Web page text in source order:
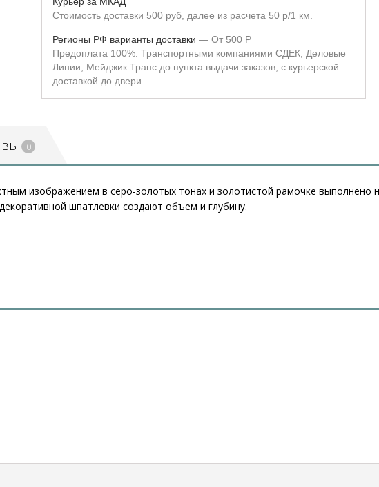
Стоимость доставки 500 руб, далее из расчета 50 р/1 км.
Регионы РФ варианты доставки От 500 Р
Предоплата 100%. Транспортными компаниями СДЕК, Деловые
Линии, Мейджик Транс до пункта выдачи заказов, с курьерской
доставкой до двери.
0
изображением в серо-золотых тонах и золотистой рамочке выполнено
шпатлевки создают объем и глубину.